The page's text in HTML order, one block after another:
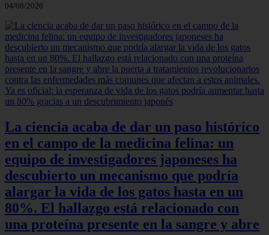
04/08/2026
La ciencia acaba de dar un paso histórico
en el campo de la medicina felina: un
equipo de investigadores japoneses ha
descubierto un mecanismo que podría
alargar la vida de los gatos hasta en un
80%. El hallazgo está relacionado con
una proteína presente en la sangre y abre